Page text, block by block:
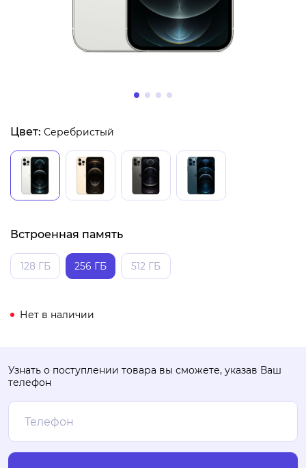
Цвет: Серебристый
Встроенная память
128 ГБ 256 ГБ 512 ГБ
Узнать о поступлении товара вы сможете, указав Ваш
телефон
Нет в наличии